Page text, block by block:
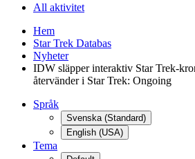
All aktivitet
Hem
Star Trek Databas
Nyheter
IDW släpper interaktiv Star Trek-
återvänder i Star Trek: Ongoing
Språk
Svenska (Standard)
English (USA)
Tema